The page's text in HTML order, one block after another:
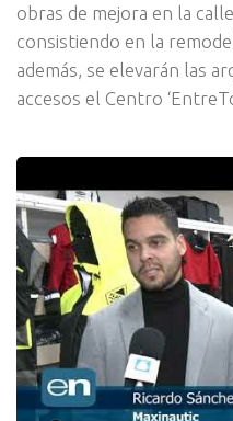
obras de mejora en la
consistiendo en la
además, se elevarán las
accesos el Centro